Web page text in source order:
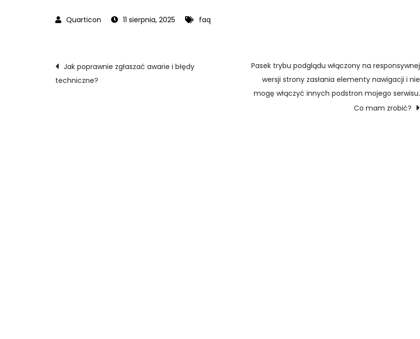
11 sierpnia, 2025 faq
Nawigacja
Jak poprawnie zgłaszać awarie i błędy
techniczne?
Pasek trybu podglądu włączony na responsywnej
wersji strony zasłania elementy nawigacji i nie
mogę włączyć innych podstron mojego serwisu.
Co mam zrobić?